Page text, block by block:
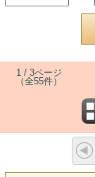
1 / 3ページ
（全55件）